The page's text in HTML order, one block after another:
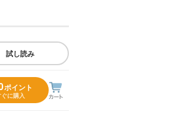
試し読み
ポイント
に購入